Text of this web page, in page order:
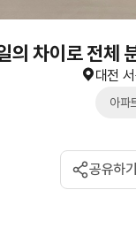
의 차이로 전체
대전
아파
공유하기